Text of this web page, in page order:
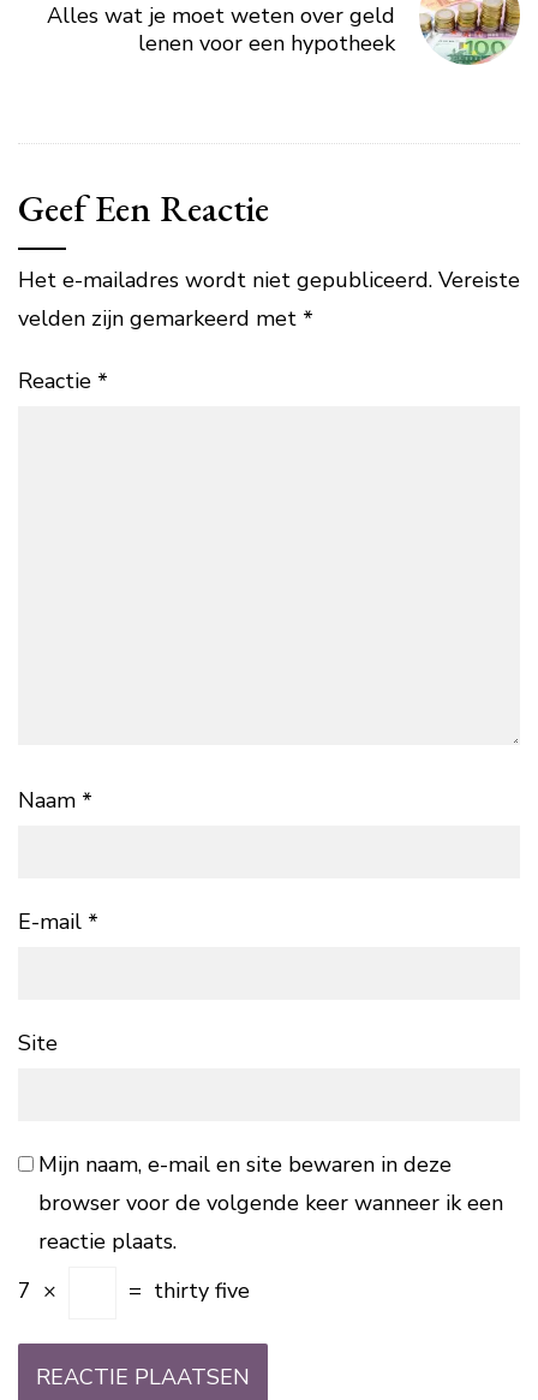
Alles wat je moet weten over geld
lenen voor een hypotheek
Geef Een Reactie
Het e-mailadres wordt niet gepubliceerd. Vereiste
velden zijn gemarkeerd met *
Reactie *
Naam *
E-mail *
Site
Mijn naam, e-mail en site bewaren in deze
browser voor de volgende keer wanneer ik een
reactie plaats.
7 × = thirty five